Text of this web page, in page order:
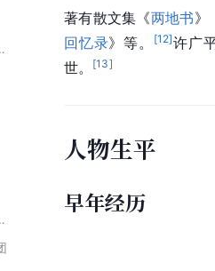
小白象
的女性
著有散文集《两地书》
回忆录》等。 [12]许广
世。
[13]
人物生平
早年经历